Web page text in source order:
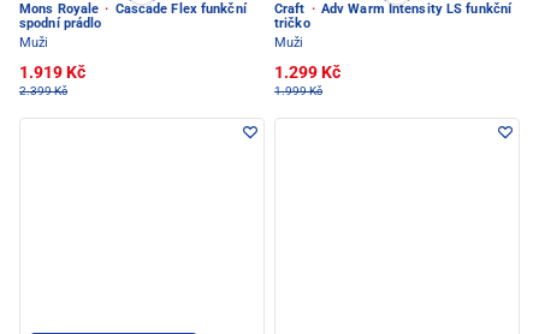
Mons Royale · Cascade Flex funkční
spodní prádlo
Muži
1.919 Kč
2.399 Kč
Craft · Adv Warm Intensity LS funkční
tričko
Muži
1.299 Kč
1.999 Kč